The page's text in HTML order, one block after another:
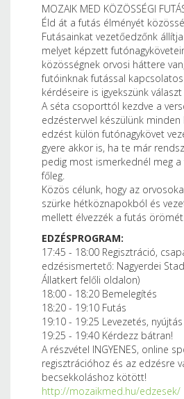
MOZAIK MED KÖZÖSSÉGI
Éld át a futás élményét
Futásainkat vezetőedzőnk
melyet képzett
közösségnek orvosi háttere
futóinknak futással kapcsolatos
kérdéseire is igyekszünk
A séta csoporttól kezdve a
edzéstervvel készülünk minden
edzést külön futónagykövet
gyere akkor is, ha te már
pedig most ismerkednél meg
főleg.
Közös célunk, hogy az
szürke hétköznapokból és
mellett élvezzék a futás
EDZÉSPROGRAM:
17:45 - 18:00 Regisztráció,
edzésismertető: Nagyerdei
Állatkert felőli oldalon)
18:00 - 18:20 Bemelegítés
18:20 - 19:10 Futás
19:10 - 19:25 Levezetés, nyújtás
19:25 - 19:40 Kérdezz bátran!
A részvétel INGYENES, online
regisztrációhoz és az edzésre
becsekkoláshoz kötött!
http://mozaikmed.hu/edzesek/